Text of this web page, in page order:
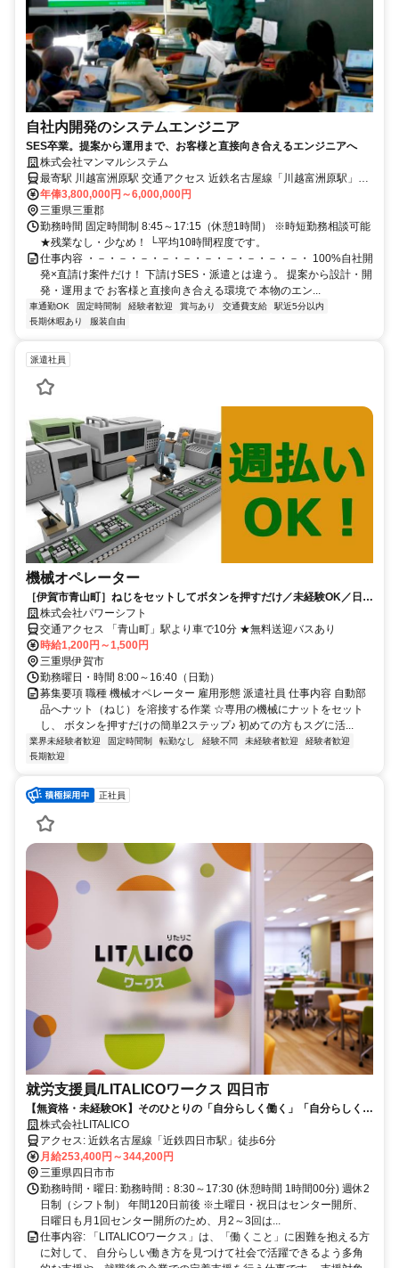
自社内開発のシステムエンジニア
SES卒業。提案から運用まで、お客様と直接向き合えるエンジニアへ
株式会社マンマルシステム
最寄駅 川越富洲原駅 交通アクセス 近鉄名古屋線「川越富洲原駅」よ
り徒歩2分 ※上記は本社へのアクセスです ※一時的な客先作業があり
ます ┗四日市市、桑名市、いなべ市、鈴鹿市、津市など ★駅近5分以
内 ★出張・転勤なし ★直行直帰OKです！
年俸3,800,000円～6,000,000円
三重県三重郡
勤務時間 固定時間制 8:45～17:15（休憩1時間） ※時短勤務相談可能
★残業なし・少なめ！ └平均10時間程度です。
仕事内容 ・－・－・－・－・－・－・－・－・－・－・ 100%自社開
発×直請け案件だけ！ 下請けSES・派遣とは違う。 提案から設計・開
発・運用まで お客様と直接向き合える環境で 本物のエン...
車通勤OK 固定時間制 経験者歓迎 賞与あり 交通費支給
駅近5分以内
長期休暇あり
服装自由
派遣社員
機械オペレーター
［伊賀市青山町］ねじをセットしてボタンを押すだけ／未経験OK／日・
週払い可／無料送迎バスあります♪
株式会社パワーシフト
交通アクセス 「青山町」駅より車で10分 ★無料送迎バスあり
時給1,200円～1,500円
三重県伊賀市
勤務曜日・時間 8:00～16:40（日勤）
募集要項 職種 機械オペレーター 雇用形態 派遣社員 仕事内容 自動部
品へナット（ねじ）を溶接する作業 ☆専用の機械にナットをセット
し、 ボタンを押すだけの簡単2ステップ♪ 初めての方もスグに活...
業界未経験者歓迎 固定時間制 転勤なし 経験不問 未経験者歓迎
経験者歓迎
長期歓迎
正社員
就労支援員/LITALICOワークス 四日市
【無資格・未経験OK】そのひとりの「自分らしく働く」「自分らしく生
きる」をサポートする就労支援員
株式会社LITALICO
アクセス: 近鉄名古屋線「近鉄四日市駅」徒歩6分
月給253,400円～344,200円
三重県四日市市
勤務時間・曜日: 勤務時間：8:30～17:30 (休憩時間 1時間00分) 週休2
日制（シフト制） 年間120日前後 ※土曜日・祝日はセンター開所、
日曜日も月1回センター開所のため、月2～3回は...
仕事内容: 「LITALICOワークス」は、「働くこと」に困難を抱える方
に対して、 自分らしい働き方を見つけて社会で活躍できるよう多角